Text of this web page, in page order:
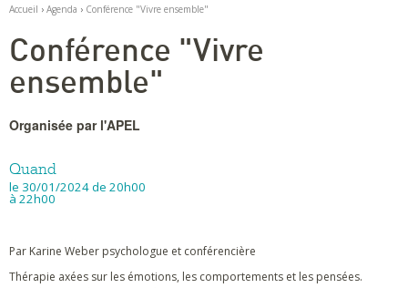
Accueil › Agenda › Conférence "Vivre ensemble"
Conférence "Vivre
ensemble"
Organisée par l'APEL
Quand
le 30/01/2024de 20h00
à 22h00
Par Karine Weber psychologue et conférencière
Thérapie axées sur les émotions, les comportements et les pensées.